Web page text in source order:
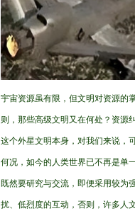
宇宙资源虽有限，但文明对资源的
则，那些高级文明又在何处？资源
这个外星文明本身，对我们来说，
何况，如今的人类世界已不再是单
既然要研究与交流，即便采用较为
扰、低烈度的互动，否则，许多人